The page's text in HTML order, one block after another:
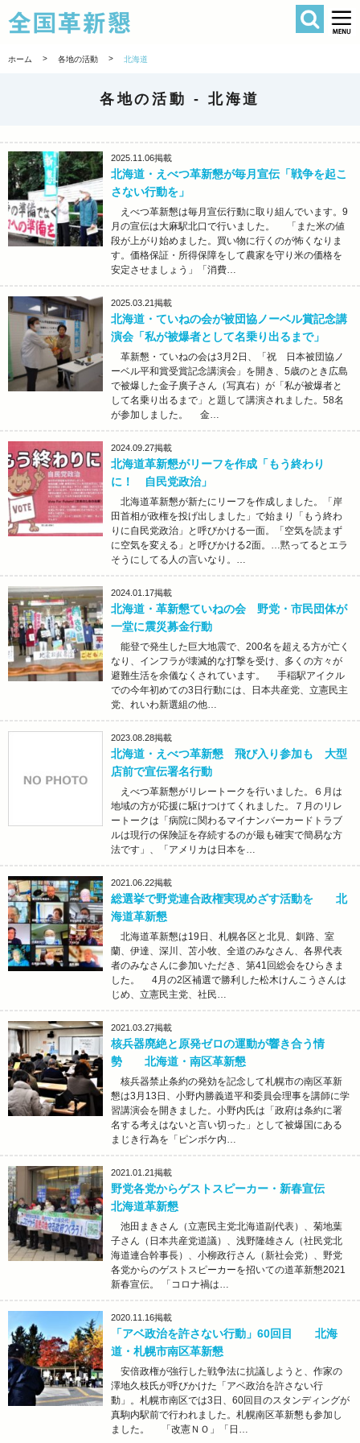
全国革新懇
検索
ホーム > 各地の活動 > 北海道
各地の活動 - 北海道
2025.11.06掲載
北海道・えべつ革新懇が毎月宣伝「戦争を起こ
さない行動を」
えべつ革新懇は毎月宣伝行動に取り組んでいます。9
月の宣伝は大麻駅北口で行いました。 「また米の値
段が上がり始めました。買い物に行くのが怖くなりま
す。価格保証・所得保障をして農家を守り米の価格を
安定させましょう」「消費…
2025.03.21掲載
北海道・ていねの会が被団協ノーベル賞記念講
演会「私が被爆者として名乗り出るまで」
革新懇・ていねの会は3月2日、「祝 日本被団協ノ
ーベル平和賞受賞記念講演会」を開き、5歳のとき広島
で被爆した金子廣子さん（写真右）が「私が被爆者と
して名乗り出るまで」と題して講演されました。58名
が参加しました。 金…
2024.09.27掲載
北海道革新懇がリーフを作成「もう終わり
に！ 自民党政治」
北海道革新懇が新たにリーフを作成しました。「岸
田首相が政権を投げ出しました」で始まり「もう終わ
りに自民党政治」と呼びかける一面。「空気を読まず
に空気を変える」と呼びかける2面。…黙ってるとエラ
そうにしてる人の言いなり。…
2024.01.17掲載
北海道・革新懇ていねの会 野党・市民団体が
一堂に震災募金行動
能登で発生した巨大地震で、200名を超える方が亡く
なり、インフラが壊滅的な打撃を受け、多くの方々が
避難生活を余儀なくされています。 手稲駅アイクル
での今年初めての3日行動には、日本共産党、立憲民主
党、れいわ新選組の他…
2023.08.28掲載
北海道・えべつ革新懇 飛び入り参加も 大型
店前で宣伝署名行動
えべつ革新懇がリレートークを行いました。６月は
地域の方が応援に駆けつけてくれました。７月のリレ
ートークは「病院に関わるマイナンバーカードトラブ
ルは現行の保険証を存続するのが最も確実で簡易な方
法です」、「アメリカは日本を…
2021.06.22掲載
総選挙で野党連合政権実現めざす活動を 北
海道革新懇
北海道革新懇は19日、札幌各区と北見、釧路、室
蘭、伊達、深川、苫小牧、全道のみなさん、各界代表
者のみなさんに参加いただき、第41回総会をひらきま
した。 4月の2区補選で勝利した松木けんこうさんは
じめ、立憲民主党、社民…
2021.03.27掲載
核兵器廃絶と原発ゼロの運動が響き合う情
勢 北海道・南区革新懇
核兵器禁止条約の発効を記念して札幌市の南区革新
懇は3月13日、小野内勝義道平和委員会理事を講師に学
習講演会を開きました。小野内氏は「政府は条約に署
名する考えはないと言い切った」として被爆国にある
まじき行為を「ピンボケ内…
2021.01.21掲載
野党各党からゲストスピーカー・新春宣伝
北海道革新懇
池田まきさん（立憲民主党北海道副代表）、菊地葉
子さん（日本共産党道議）、浅野隆雄さん（社民党北
海道連合幹事長）、小柳政行さん（新社会党）、野党
各党からのゲストスピーカーを招いての道革新懇2021
新春宣伝。 「コロナ禍は…
2020.11.16掲載
「アベ政治を許さない行動」60回目 北海
道・札幌市南区革新懇
安倍政権が強行した戦争法に抗議しようと、作家の
澤地久枝氏が呼びかけた「アベ政治を許さない行
動」。札幌市南区では3日、60回目のスタンディングが
真駒内駅前で行われました。札幌南区革新懇も参加し
ました。 「改憲ＮＯ」「日…